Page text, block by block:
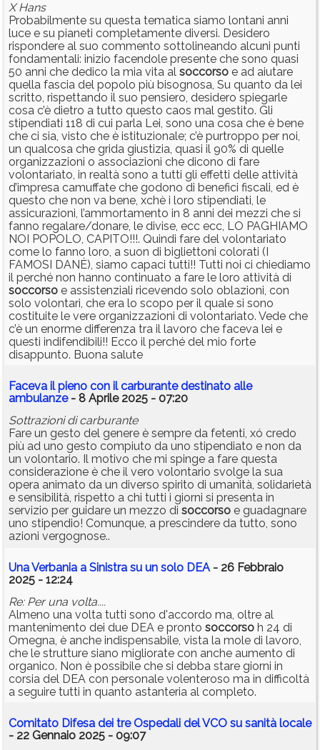
X Hans
Probabilmente su questa tematica siamo lontani anni
luce e su pianeti completamente diversi. Desidero
rispondere al suo commento sottolineando alcuni punti
fondamentali: inizio facendole presente che sono quasi
50 anni che dedico la mia vita al soccorso e ad aiutare
quella fascia del popolo più bisognosa, Su quanto da lei
scritto, rispettando il suo pensiero, desidero spiegarle
cosa c’è dietro a tutto questo caos mal gestito. Gli
stipendiati 118 di cui parla Lei, sono una cosa che è bene
che ci sia, visto che è istituzionale; c’è purtroppo per noi,
un qualcosa che grida giustizia, quasi il 90% di quelle
organizzazioni o associazioni che dicono di fare
volontariato, in realtà sono a tutti gli effetti delle attività
d’impresa camuffate che godono di benefici fiscali, ed è
questo che non va bene, xchè i loro stipendiati, le
assicurazioni, l’ammortamento in 8 anni dei mezzi che si
fanno regalare/donare, le divise, ecc ecc, LO PAGHIAMO
NOI POPOLO, CAPITO!!!. Quindi fare del volontariato
come lo fanno loro, a suon di bigliettoni colorati (I
FAMOSI DANÈ), siamo capaci tutti!! Tutti noi ci chiediamo
il perché non hanno continuato a fare le loro attività di
soccorso e assistenziali ricevendo solo oblazioni, con
solo volontari, che era lo scopo per il quale si sono
costituite le vere organizzazioni di volontariato. Vede che
c’è un enorme differenza tra il lavoro che faceva lei e
questi indifendibili!! Ecco il perché del mio forte
disappunto. Buona salute
Faceva il pieno con il carburante destinato alle
ambulanze- 8 Aprile 2025 - 07:20
Sottrazioni di carburante
Fare un gesto del genere è sempre da fetenti, xó credo
più ad uno gesto compiuto da uno stipendiato e non da
un volontario. Il motivo che mi spinge a fare questa
considerazione è che il vero volontario svolge la sua
opera animato da un diverso spirito di umanità, solidarietà
e sensibilità, rispetto a chi tutti i giorni si presenta in
servizio per guidare un mezzo di soccorso e guadagnare
uno stipendio! Comunque, a prescindere da tutto, sono
azioni vergognose..
Una Verbania a Sinistra su un solo DEA- 26 Febbraio
2025 - 12:24
Re: Per una volta....
Almeno una volta tutti sono d'accordo ma, oltre al
mantenimento dei due DEA e pronto soccorso h 24 di
Omegna, è anche indispensabile, vista la mole di lavoro,
che le strutture siano migliorate con anche aumento di
organico. Non è possibile che si debba stare giorni in
corsia del DEA con personale volenteroso ma in difficoltà
a seguire tutti in quanto astanteria al completo.
Comitato Difesa dei tre Ospedali del VCO su sanità locale
- 22 Gennaio 2025 - 09:07